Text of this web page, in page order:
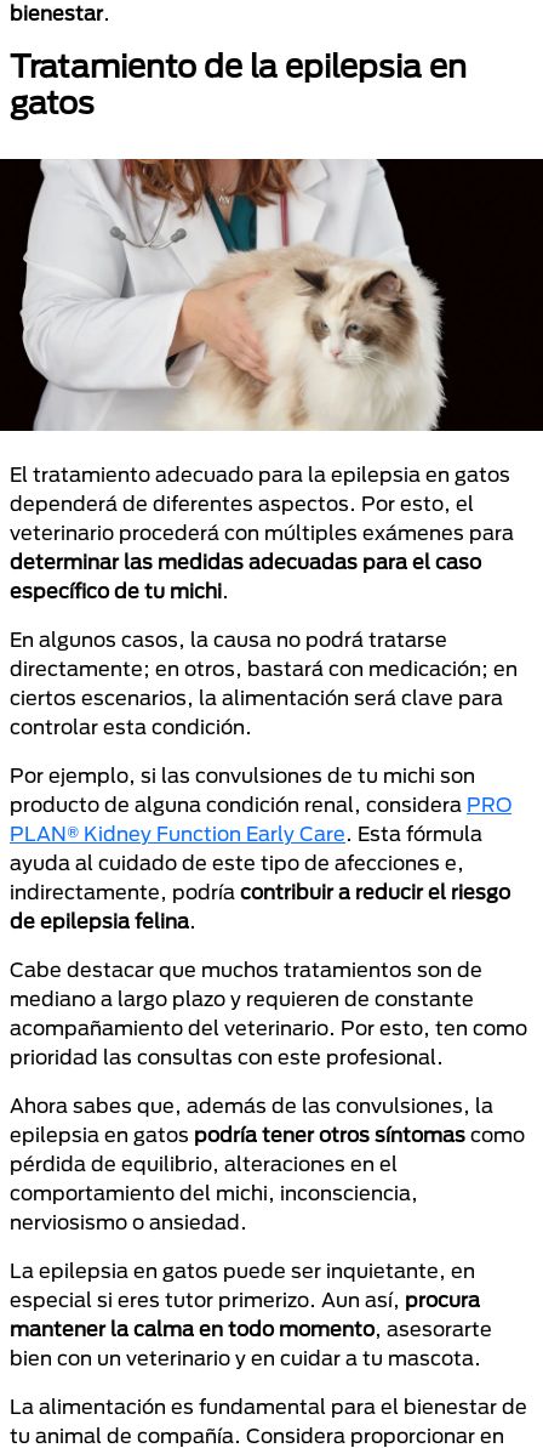
bienestar.
Tratamiento de la epilepsia en
gatos
El tratamiento adecuado para la epilepsia en gatos
dependerá de diferentes aspectos. Por esto, el
veterinario procederá con múltiples exámenes para
determinar las medidas adecuadas para el caso
específico de tu michi.
En algunos casos, la causa no podrá tratarse
directamente; en otros, bastará con medicación; en
ciertos escenarios, la alimentación será clave para
controlar esta condición.
Por ejemplo, si las convulsiones de tu michi son
producto de alguna condición renal, considera PRO
PLAN® Kidney Function Early Care. Esta fórmula
ayuda al cuidado de este tipo de afecciones e,
indirectamente, podría contribuir a reducir el riesgo
de epilepsia felina.
Cabe destacar que muchos tratamientos son de
mediano a largo plazo y requieren de constante
acompañamiento del veterinario. Por esto, ten como
prioridad las consultas con este profesional.
Ahora sabes que, además de las convulsiones, la
epilepsia en gatos podría tener otros síntomas como
pérdida de equilibrio, alteraciones en el
comportamiento del michi, inconsciencia,
nerviosismo o ansiedad.
La epilepsia en gatos puede ser inquietante, en
especial si eres tutor primerizo. Aun así, procura
mantener la calma en todo momento, asesorarte
bien con un veterinario y en cuidar a tu mascota.
La alimentación es fundamental para el bienestar de
tu animal de compañía. Considera proporcionar en